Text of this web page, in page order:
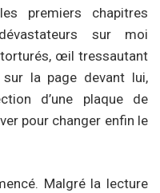
premiers chapitres
sur moi
œil tressautant
la page devant lui,
d’une plaque de
pour changer enfin le
Malgré la lecture